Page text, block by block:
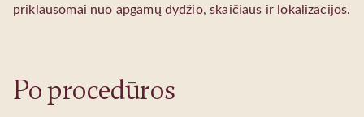
priklausomai nuo apgamų dydžio, skaičiaus ir lokalizacijos.
Po procedūros